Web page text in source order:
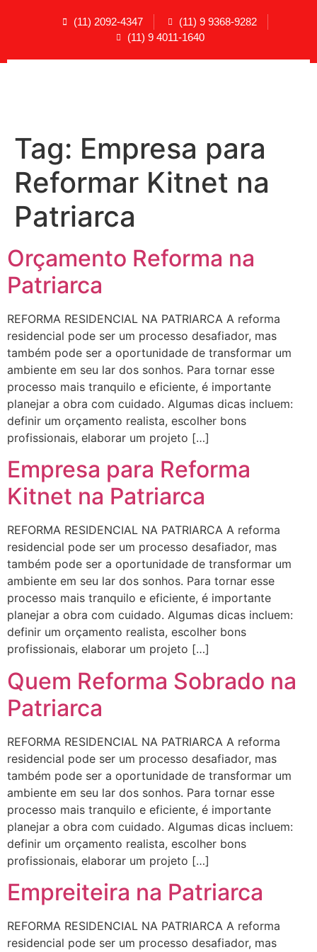
(11) 2092-4347
(11) 9 9368-9282
(11) 9 4011-1640
Tag: Empresa para
Reformar Kitnet na
Patriarca
Orçamento Reforma na
Patriarca
REFORMA RESIDENCIAL NA PATRIARCA A reforma
residencial pode ser um processo desafiador, mas
também pode ser a oportunidade de transformar um
ambiente em seu lar dos sonhos. Para tornar esse
processo mais tranquilo e eficiente, é importante
planejar a obra com cuidado. Algumas dicas incluem:
definir um orçamento realista, escolher bons
profissionais, elaborar um projeto […]
Empresa para Reforma
Kitnet na Patriarca
REFORMA RESIDENCIAL NA PATRIARCA A reforma
residencial pode ser um processo desafiador, mas
também pode ser a oportunidade de transformar um
ambiente em seu lar dos sonhos. Para tornar esse
processo mais tranquilo e eficiente, é importante
planejar a obra com cuidado. Algumas dicas incluem:
definir um orçamento realista, escolher bons
profissionais, elaborar um projeto […]
Quem Reforma Sobrado na
Patriarca
REFORMA RESIDENCIAL NA PATRIARCA A reforma
residencial pode ser um processo desafiador, mas
também pode ser a oportunidade de transformar um
ambiente em seu lar dos sonhos. Para tornar esse
processo mais tranquilo e eficiente, é importante
planejar a obra com cuidado. Algumas dicas incluem:
definir um orçamento realista, escolher bons
profissionais, elaborar um projeto […]
Empreiteira na Patriarca
REFORMA RESIDENCIAL NA PATRIARCA A reforma
residencial pode ser um processo desafiador, mas